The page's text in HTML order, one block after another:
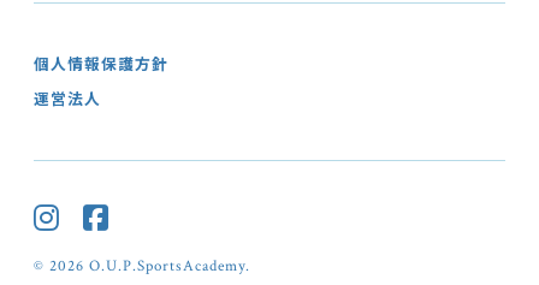
個人情報保護方針
運営法人
© 2026 O.U.P.SportsAcademy.